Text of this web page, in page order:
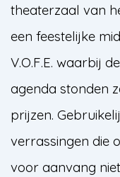
theaterzaal van
een feestelijke
V.O.F.E. waarbij
agenda stonden
prijzen.
verrassingen die
voor aanvang